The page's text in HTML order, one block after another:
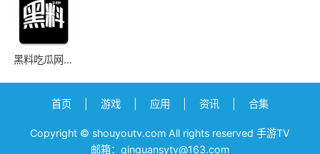
黑料吃瓜网传
首页 游戏 应用 资讯 合集
Copyright © shouyoutv.com All rights reserved 手游TV
邮箱：qinquansytv@163.com